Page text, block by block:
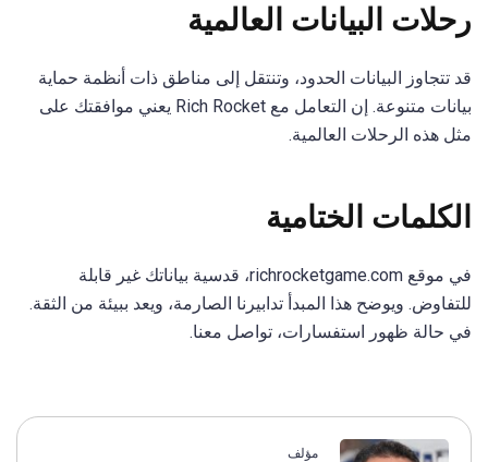
رحلات البيانات العالمية
قد تتجاوز البيانات الحدود، وتنتقل إلى مناطق ذات أنظمة حماية
بيانات متنوعة. إن التعامل مع Rich Rocket يعني موافقتك على
مثل هذه الرحلات العالمية.
الكلمات الختامية
في موقع richrocketgame.com، قدسية بياناتك غير قابلة
للتفاوض. ويوضح هذا المبدأ تدابيرنا الصارمة، ويعد ببيئة من الثقة.
في حالة ظهور استفسارات، تواصل معنا.
مؤلف